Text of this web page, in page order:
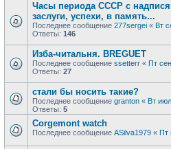
Часы периода СССР с
заслуги, успехи, в память...
Последнее сообщение 277sergei « Вт
Ответы: 146
Изба-читальня. BREGUET
Последнее сообщение ssetterr « Пт
Ответы: 27
стали бы носить такие?
Последнее сообщение granton « Вт
Ответы: 5
Corgemont watch
Последнее сообщение ASilva1979 « Пт